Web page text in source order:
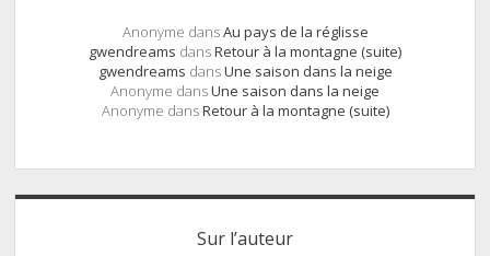
Anonyme dansAu pays de la réglisse
gwendreams dansRetour à la montagne (suite)
gwendreams dansUne saison dans la neige
Anonyme dansUne saison dans la neige
Anonyme dansRetour à la montagne (suite)
Sur l’auteur